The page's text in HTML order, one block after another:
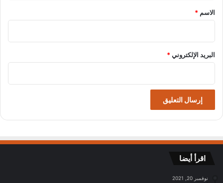
*
الاسم *
البريد الإلكتروني*
اقرأ أيضا
نوفمبر 20, 2021